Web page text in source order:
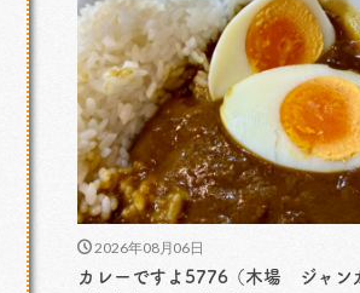
2026年08月06日
カレーですよ5776（木場 ジャン